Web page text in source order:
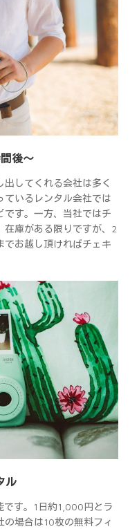
後～
してくれる会社は多く
ているレンタル会社では
です。一方、当社ではチ
在庫がある限りですが、2
でお越し頂ければチェキ
ル
す。1日約1,000円とラ
の場合は10枚の無料フィ